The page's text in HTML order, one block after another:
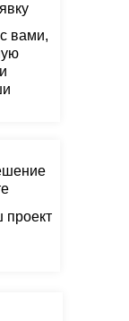
вами,
проект